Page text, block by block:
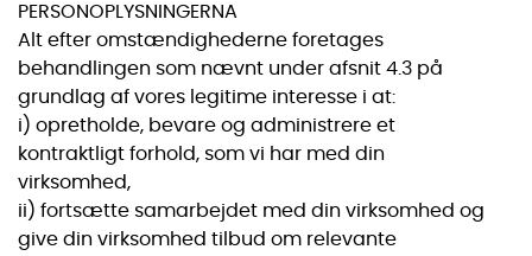
PERSONOPLYSNINGERNA
Alt efter omstændighederne foretages
behandlingen som nævnt under afsnit 4.3 på
grundlag af vores legitime interesse i at:
i) opretholde, bevare og administrere et
kontraktligt forhold, som vi har med din
virksomhed,
ii) fortsætte samarbejdet med din virksomhed og
give din virksomhed tilbud om relevante